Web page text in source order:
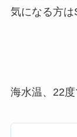
気になる方は
海水温、22度